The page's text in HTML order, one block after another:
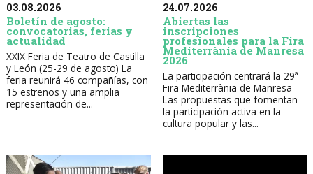
03.08.2026
Boletín de agosto:
convocatorias, ferias y
actualidad
XXIX Feria de Teatro de Castilla
y León (25-29 de agosto) La
feria reunirá 46 compañías, con
15 estrenos y una amplia
representación de...
24.07.2026
Abiertas las
inscripciones
profesionales para la Fira
Mediterrània de Manresa
2026
La participación centrará la 29ª
Fira Mediterrània de Manresa
Las propuestas que fomentan
la participación activa en la
cultura popular y las...